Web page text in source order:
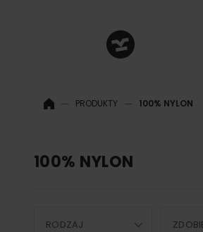
PRODUKTY 100% NYLON
100% NYLON
RODZAJ